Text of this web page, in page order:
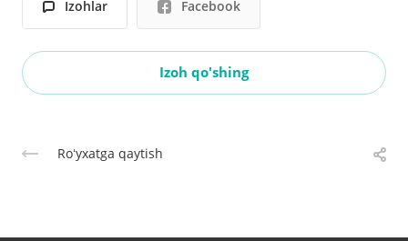
Izohlar Facebook
Izoh qo'shing
Roʻyxatga qaytish